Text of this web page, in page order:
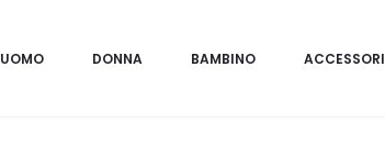
UOMO DONNA BAMBINO ACCESSORI